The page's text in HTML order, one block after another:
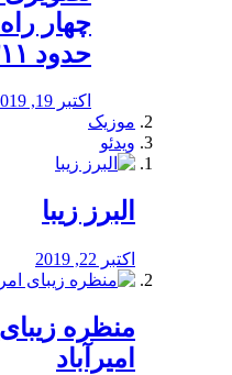
چهار
حدود ۱۳۱۱ه ش
اکتبر 19, 2019
موزیک
ویدئو
البرز زیبا
اکتبر 22, 2019
منظره‌‌
امیرآباد